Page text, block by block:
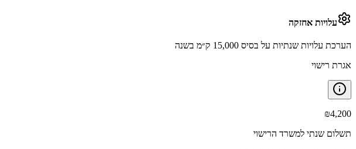
עלויות אחזקה
הערכת עלויות שנתיות על בסיס 15,000 ק״מ בשנה
אגרת רישוי
₪4,200
תשלום שנתי למשרד הרישוי